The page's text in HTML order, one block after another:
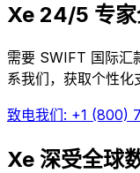
Xe 24/5 专家
需要 SWIFT 国际汇
系我们，获取个性化
致电我们: +1 (800)
Xe 深受全球